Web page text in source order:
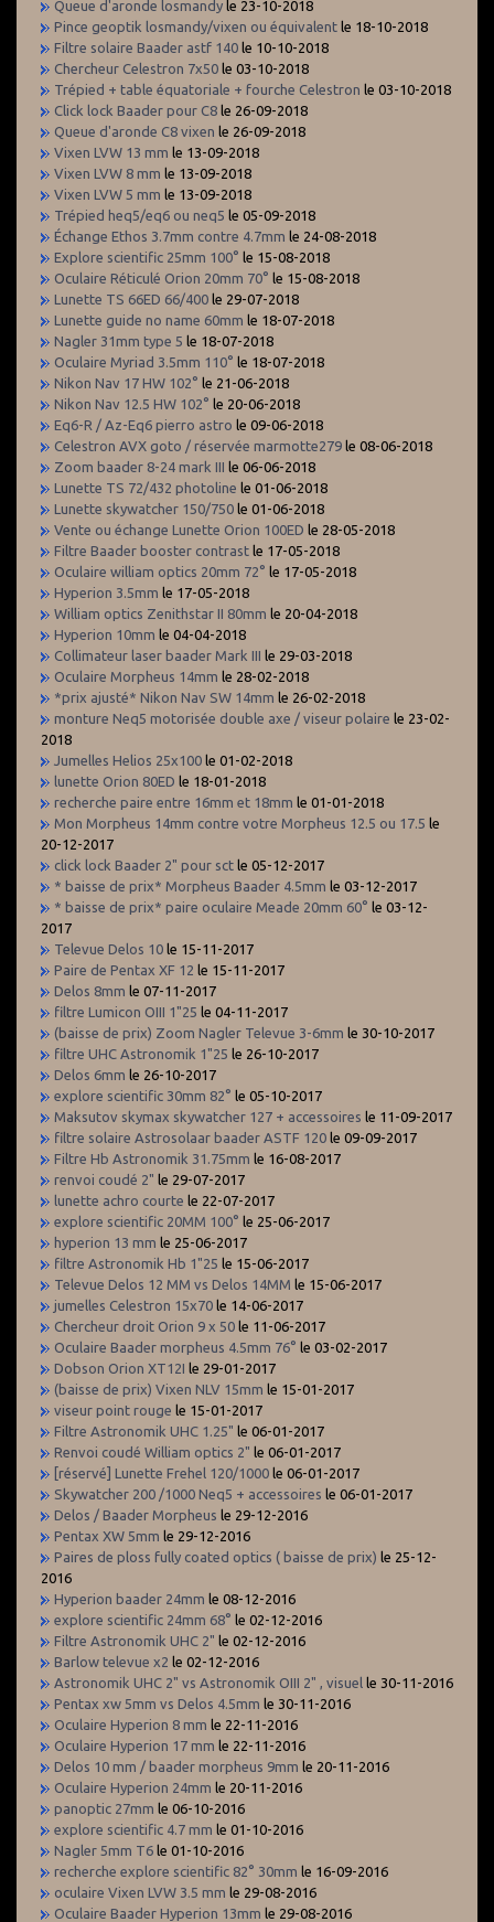
Queue d'aronde losmandy le 23-10-2018
Pince geoptik losmandy/vixen ou équivalent le 18-10-2018
Filtre solaire Baader astf 140 le 10-10-2018
Chercheur Celestron 7x50 le 03-10-2018
Trépied + table équatoriale + fourche Celestron le 03-10-2018
Click lock Baader pour C8 le 26-09-2018
Queue d'aronde C8 vixen le 26-09-2018
Vixen LVW 13 mm le 13-09-2018
Vixen LVW 8 mm le 13-09-2018
Vixen LVW 5 mm le 13-09-2018
Trépied heq5/eq6 ou neq5 le 05-09-2018
Échange Ethos 3.7mm contre 4.7mm le 24-08-2018
Explore scientific 25mm 100° le 15-08-2018
Oculaire Réticulé Orion 20mm 70° le 15-08-2018
Lunette TS 66ED 66/400 le 29-07-2018
Lunette guide no name 60mm le 18-07-2018
Nagler 31mm type 5 le 18-07-2018
Oculaire Myriad 3.5mm 110° le 18-07-2018
Nikon Nav 17 HW 102° le 21-06-2018
Nikon Nav 12.5 HW 102° le 20-06-2018
Eq6-R / Az-Eq6 pierro astro le 09-06-2018
Celestron AVX goto / réservée marmotte279 le 08-06-2018
Zoom baader 8-24 mark III le 06-06-2018
Lunette TS 72/432 photoline le 01-06-2018
Lunette skywatcher 150/750 le 01-06-2018
Vente ou échange Lunette Orion 100ED le 28-05-2018
Filtre Baader booster contrast le 17-05-2018
Oculaire william optics 20mm 72° le 17-05-2018
Hyperion 3.5mm le 17-05-2018
William optics Zenithstar II 80mm le 20-04-2018
Hyperion 10mm le 04-04-2018
Collimateur laser baader Mark III le 29-03-2018
Oculaire Morpheus 14mm le 28-02-2018
*prix ajusté* Nikon Nav SW 14mm le 26-02-2018
monture Neq5 motorisée double axe / viseur polaire le 23-02-
2018
Jumelles Helios 25x100 le 01-02-2018
lunette Orion 80ED le 18-01-2018
recherche paire entre 16mm et 18mm le 01-01-2018
Mon Morpheus 14mm contre votre Morpheus 12.5 ou 17.5 le
20-12-2017
click lock Baader 2" pour sct le 05-12-2017
* baisse de prix* Morpheus Baader 4.5mm le 03-12-2017
* baisse de prix* paire oculaire Meade 20mm 60° le 03-12-
2017
Televue Delos 10 le 15-11-2017
Paire de Pentax XF 12 le 15-11-2017
Delos 8mm le 07-11-2017
filtre Lumicon OIII 1"25 le 04-11-2017
(baisse de prix) Zoom Nagler Televue 3-6mm le 30-10-2017
filtre UHC Astronomik 1"25 le 26-10-2017
Delos 6mm le 26-10-2017
explore scientific 30mm 82° le 05-10-2017
Maksutov skymax skywatcher 127 + accessoires le 11-09-2017
filtre solaire Astrosolaar baader ASTF 120 le 09-09-2017
Filtre Hb Astronomik 31.75mm le 16-08-2017
renvoi coudé 2" le 29-07-2017
lunette achro courte le 22-07-2017
explore scientific 20MM 100° le 25-06-2017
hyperion 13 mm le 25-06-2017
filtre Astronomik Hb 1"25 le 15-06-2017
Televue Delos 12 MM vs Delos 14MM le 15-06-2017
jumelles Celestron 15x70 le 14-06-2017
Chercheur droit Orion 9 x 50 le 11-06-2017
Oculaire Baader morpheus 4.5mm 76° le 03-02-2017
Dobson Orion XT12I le 29-01-2017
(baisse de prix) Vixen NLV 15mm le 15-01-2017
viseur point rouge le 15-01-2017
Filtre Astronomik UHC 1.25" le 06-01-2017
Renvoi coudé William optics 2" le 06-01-2017
[réservé] Lunette Frehel 120/1000 le 06-01-2017
Skywatcher 200 /1000 Neq5 + accessoires le 06-01-2017
Delos / Baader Morpheus le 29-12-2016
Pentax XW 5mm le 29-12-2016
Paires de ploss fully coated optics ( baisse de prix) le 25-12-
2016
Hyperion baader 24mm le 08-12-2016
explore scientific 24mm 68° le 02-12-2016
Filtre Astronomik UHC 2" le 02-12-2016
Barlow televue x2 le 02-12-2016
Astronomik UHC 2" vs Astronomik OIII 2" , visuel le 30-11-2016
Pentax xw 5mm vs Delos 4.5mm le 30-11-2016
Oculaire Hyperion 8 mm le 22-11-2016
Oculaire Hyperion 17 mm le 22-11-2016
Delos 10 mm / baader morpheus 9mm le 20-11-2016
Oculaire Hyperion 24mm le 20-11-2016
panoptic 27mm le 06-10-2016
explore scientific 4.7 mm le 01-10-2016
Nagler 5mm T6 le 01-10-2016
recherche explore scientific 82° 30mm le 16-09-2016
oculaire Vixen LVW 3.5 mm le 29-08-2016
Oculaire Baader Hyperion 13mm le 29-08-2016